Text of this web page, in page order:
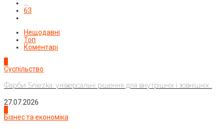
63
Нещодавні
Топ
Коментарі
Суспільство
Фарби Sniezka: універсальні рішення для внутрішніх і зовнішніх...
27.07.2026
Бізнес та економіка